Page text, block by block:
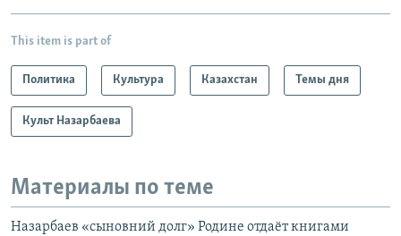
This item is part of
Политика Культура Казахстан Темы дня
Культ Назарбаева
Материалы по теме
Назарбаев «сыновний долг» Родине отдаёт книгами